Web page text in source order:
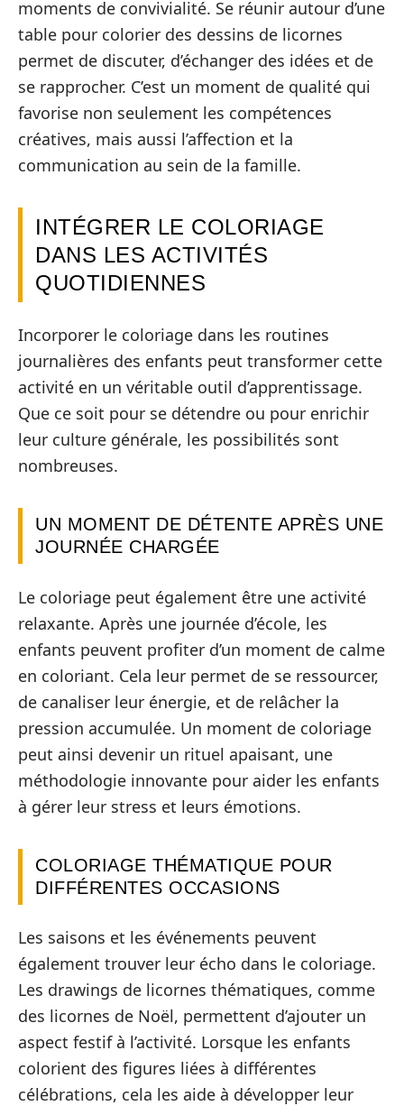
moments de convivialité. Se réunir autour d’une
table pour colorier des dessins de licornes
permet de discuter, d’échanger des idées et de
se rapprocher. C’est un moment de qualité qui
favorise non seulement les compétences
créatives, mais aussi l’affection et la
communication au sein de la famille.
INTÉGRER LE COLORIAGE
DANS LES ACTIVITÉS
QUOTIDIENNES
Incorporer le coloriage dans les routines
journalières des enfants peut transformer cette
activité en un véritable outil d’apprentissage.
Que ce soit pour se détendre ou pour enrichir
leur culture générale, les possibilités sont
nombreuses.
UN MOMENT DE DÉTENTE APRÈS UNE
JOURNÉE CHARGÉE
Le coloriage peut également être une activité
relaxante. Après une journée d’école, les
enfants peuvent profiter d’un moment de calme
en coloriant. Cela leur permet de se ressourcer,
de canaliser leur énergie, et de relâcher la
pression accumulée. Un moment de coloriage
peut ainsi devenir un rituel apaisant, une
méthodologie innovante pour aider les enfants
à gérer leur stress et leurs émotions.
COLORIAGE THÉMATIQUE POUR
DIFFÉRENTES OCCASIONS
Les saisons et les événements peuvent
également trouver leur écho dans le coloriage.
Les drawings de licornes thématiques, comme
des licornes de Noël, permettent d’ajouter un
aspect festif à l’activité. Lorsque les enfants
colorient des figures liées à différentes
célébrations, cela les aide à développer leur